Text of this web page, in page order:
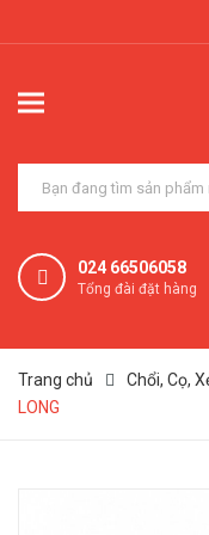
024 66506058
Tổng đài đặt hàng
Trang chủ Chổi, Cọ,
LONG